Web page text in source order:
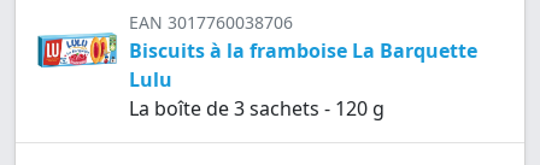
EAN 3017760038706
Biscuits à la framboise La Barquette
Lulu
La boîte de 3 sachets - 120 g